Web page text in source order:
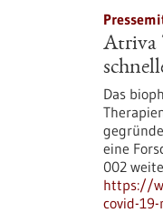
Atriva
Das
eine
002
https://
covid-